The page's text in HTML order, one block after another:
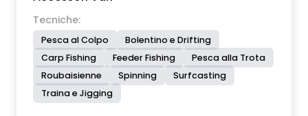
Tecniche:
Pesca al Colpo
Bolentino e Drifting
Carp Fishing
Feeder Fishing
Pesca alla Trota
Roubaisienne
Spinning
Surfcasting
Traina e Jigging